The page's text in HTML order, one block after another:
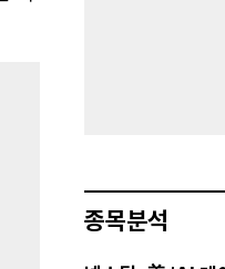
종목분석